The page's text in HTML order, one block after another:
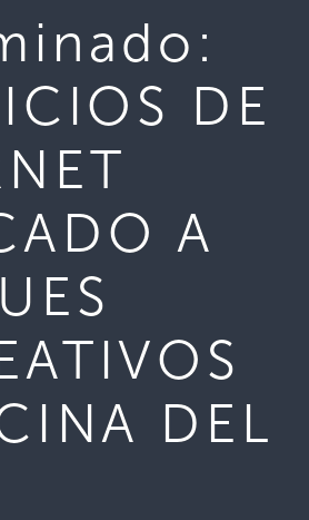
DE
A
DEL